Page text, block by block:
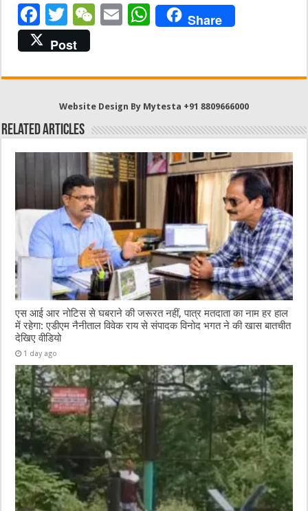
F
a
c
e
o
o
T
w
it
te
r
W
h
at
E
l
W
s
A
p
p
Share
Post
Website Design By Mytesta +91 8809666000
Related Articles
एस आई आर नोटिस से घबराने की जरूरत नहीं, पात्र मतदाता का नाम हर हाल
में रहेगा: एडीएम नैनीताल विवेक राय से संपादक विनोद भगत ने की खास बातचीत
देखिए वीडियो
1 day ago